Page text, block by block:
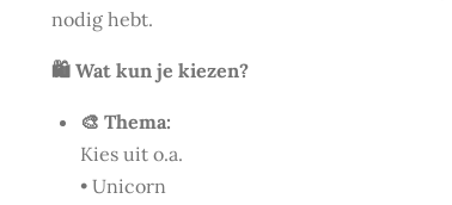
nodig hebt.
🛍 Wat kun je kiezen?
🎨 Thema:
Kies uit o.a.
• Unicorn